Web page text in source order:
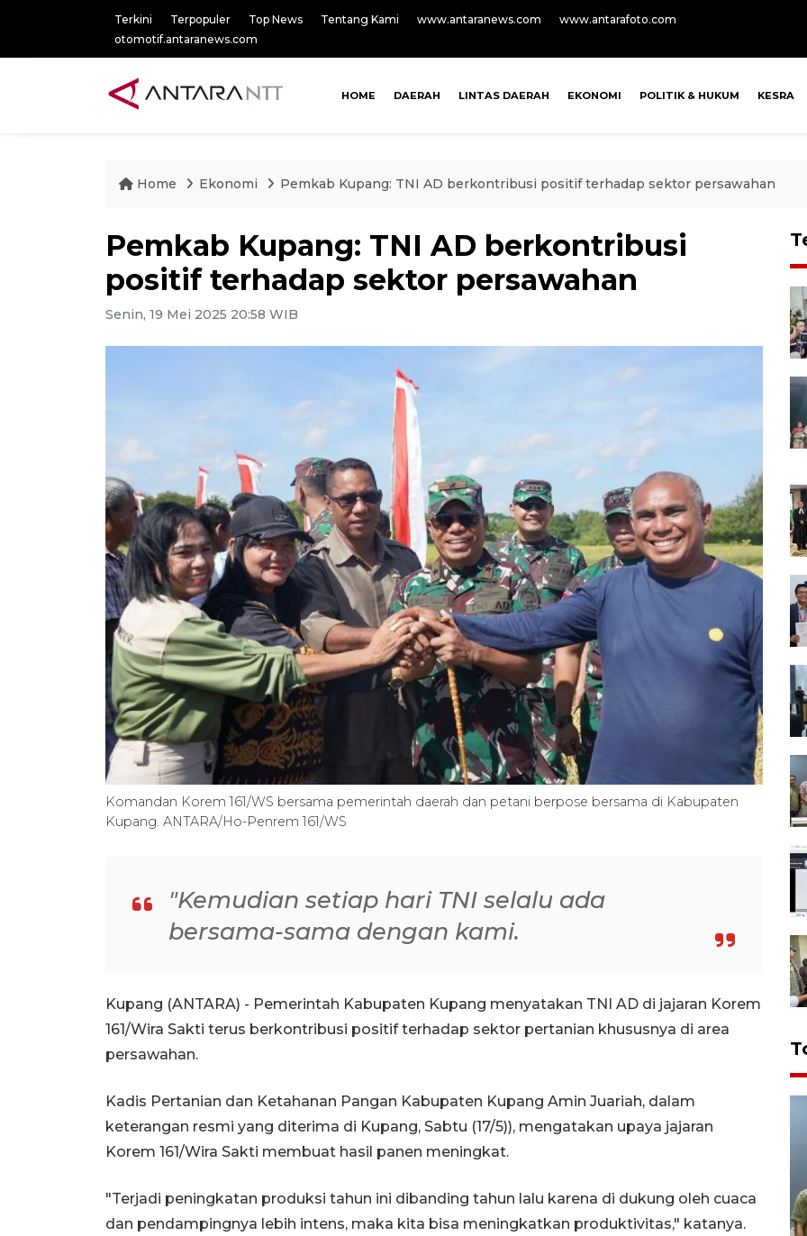
Terkini Terpopuler Top News Tentang Kami www.antaranews.com
www.antarafoto.com
otomotif.antaranews.com
HOME DAERAH LINTAS DAERAH EKONOMI POLITIK & HUKUM KESRA
Home Ekonomi Pemkab Kupang: TNI AD berkontribusi positif terhadap sektor persawahan
Pemkab Kupang: TNI AD berkontribusi
positif terhadap sektor persawahan
Senin, 19 Mei 2025 20:58 WIB
Komandan Korem 161/WS bersama pemerintah daerah dan petani berpose bersama di Kabupaten
Kupang. ANTARA/Ho-Penrem 161/WS
"Kemudian setiap hari TNI selalu ada
bersama-sama dengan kami.
Kupang (ANTARA) - Pemerintah Kabupaten Kupang menyatakan TNI AD di jajaran Korem
161/Wira Sakti terus berkontribusi positif terhadap sektor pertanian khususnya di area
persawahan.
Kadis Pertanian dan Ketahanan Pangan Kabupaten Kupang Amin Juariah, dalam
keterangan resmi yang diterima di Kupang, Sabtu (17/5)), mengatakan upaya jajaran
Korem 161/Wira Sakti membuat hasil panen meningkat.
"Terjadi peningkatan produksi tahun ini dibanding tahun lalu karena di dukung oleh cuaca
dan pendampingnya lebih intens, maka kita bisa meningkatkan produktivitas," katanya.